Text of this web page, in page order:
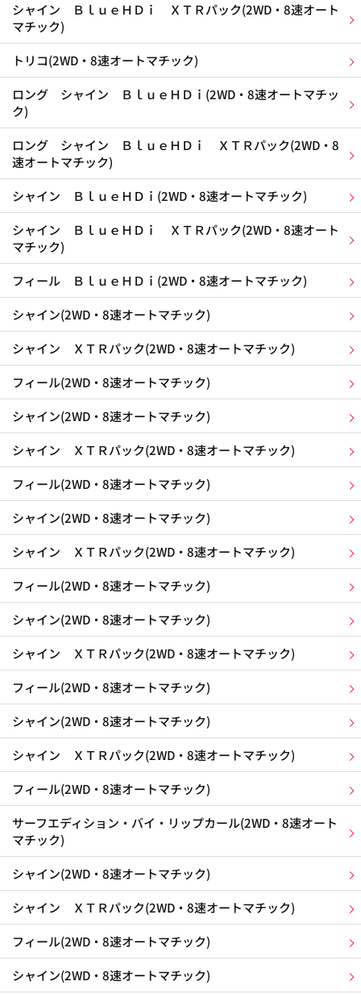
シャイン ＢｌｕｅＨＤｉ ＸＴＲパック(2WD・8速オート
マチック)
トリコ(2WD・8速オートマチック)
ロング シャイン ＢｌｕｅＨＤｉ(2WD・8速オートマチッ
ク)
ロング シャイン ＢｌｕｅＨＤｉ ＸＴＲパック(2WD・8
速オートマチック)
シャイン ＢｌｕｅＨＤｉ(2WD・8速オートマチック)
シャイン ＢｌｕｅＨＤｉ ＸＴＲパック(2WD・8速オート
マチック)
フィール ＢｌｕｅＨＤｉ(2WD・8速オートマチック)
シャイン(2WD・8速オートマチック)
シャイン ＸＴＲパック(2WD・8速オートマチック)
フィール(2WD・8速オートマチック)
シャイン(2WD・8速オートマチック)
シャイン ＸＴＲパック(2WD・8速オートマチック)
フィール(2WD・8速オートマチック)
シャイン(2WD・8速オートマチック)
シャイン ＸＴＲパック(2WD・8速オートマチック)
フィール(2WD・8速オートマチック)
シャイン(2WD・8速オートマチック)
シャイン ＸＴＲパック(2WD・8速オートマチック)
フィール(2WD・8速オートマチック)
シャイン(2WD・8速オートマチック)
シャイン ＸＴＲパック(2WD・8速オートマチック)
フィール(2WD・8速オートマチック)
サーフエディション・バイ・リップカール(2WD・8速オート
マチック)
シャイン(2WD・8速オートマチック)
シャイン ＸＴＲパック(2WD・8速オートマチック)
フィール(2WD・8速オートマチック)
シャイン(2WD・8速オートマチック)